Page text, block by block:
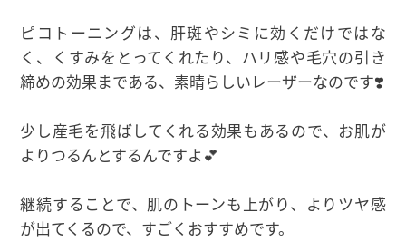
ピコトーニングは、肝斑やシミに効くだけではな
く、くすみをとってくれたり、ハリ感や毛穴の引き
締めの効果まである、素晴らしいレーザーなのです❣️
少し産毛を飛ばしてくれる効果もあるので、お肌が
よりつるんとするんですよ💕
継続することで、肌のトーンも上がり、よりツヤ感
が出てくるので、すごくおすすめです。